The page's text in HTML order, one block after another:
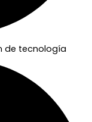
de tecnología